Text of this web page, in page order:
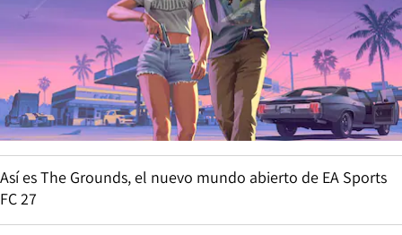
Así es The Grounds, el nuevo mundo abierto de EA Sports
FC 27